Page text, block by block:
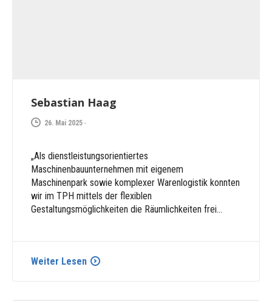
Sebastian Haag
26. Mai 2025 -
„Als dienstleistungsorientiertes
Maschinenbauunternehmen mit eigenem
Maschinenpark sowie komplexer Warenlogistik konnten
wir im TPH mittels der flexiblen
Gestaltungsmöglichkeiten die Räumlichkeiten frei…
Weiter Lesen